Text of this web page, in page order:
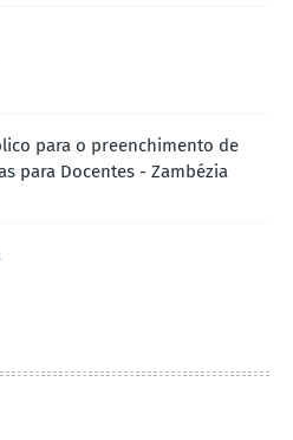
para o preenchimento de
para Docentes - Zambézia